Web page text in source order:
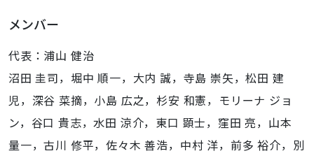
メンバー
代表：浦山 健治
沼田 圭司，堀中 順一，大内 誠，寺島 崇矢，松田 建
児，深谷 菜摘，小島 広之，杉安 和憲，モリーナ ジョ
ン，谷口 貴志，水田 涼介，東口 顕士，窪田 亮，山本
量一，古川 修平，佐々木 善浩，中村 洋，前多 裕介，別